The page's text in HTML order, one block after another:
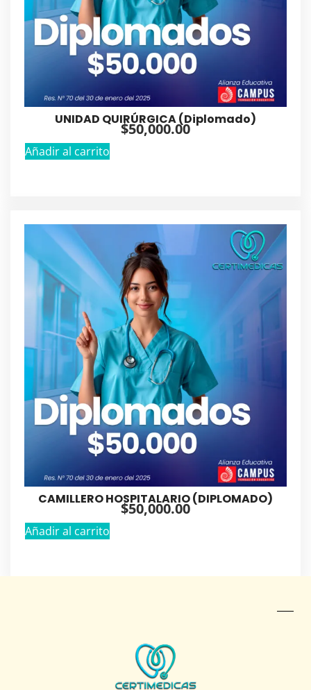
UNIDAD QUIRÚRGICA (Diplomado)
$50,000.00
Añadir al carrito
CAMILLERO HOSPITALARIO (DIPLOMADO)
$50,000.00
Añadir al carrito